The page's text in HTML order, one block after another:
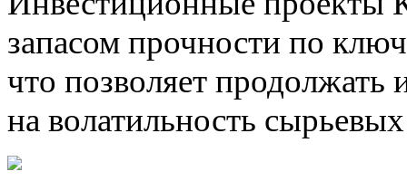
запасом прочности по
что позволяет продолжать
на волатильность